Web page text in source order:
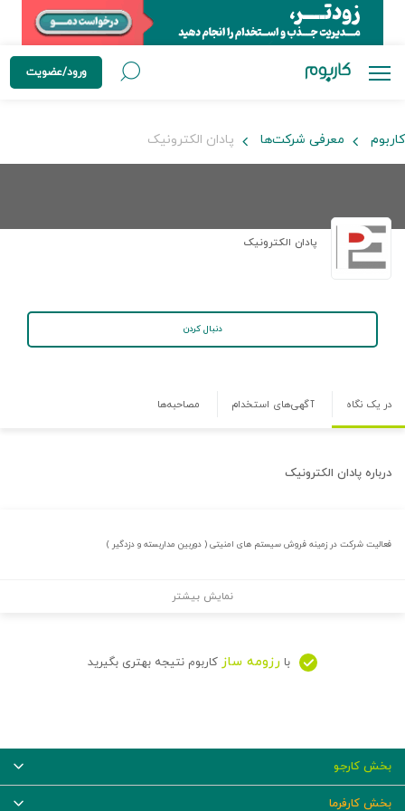
ورود/عضویت
کاربوم معرفی شرکت‌ها پادان الکترونیک
پادان الکترونیک
دنبال کردن
در یک نگاه آگهی‌های استخدام مصاحبه‌ها
درباره پادان الکترونیک
فعالیت شرکت در زمینه فروش سیستم های امنیتی ( دوربین مداربسته و دزدگیر )
نمایش بیشتر
با رزومه ساز کاربوم نتیجه بهتری بگیرید
بخش کارجو
بخش کارفرما